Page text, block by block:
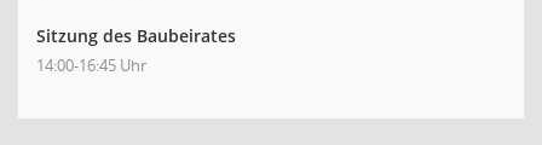
Sitzung des Baubeirates
14:00-16:45 Uhr